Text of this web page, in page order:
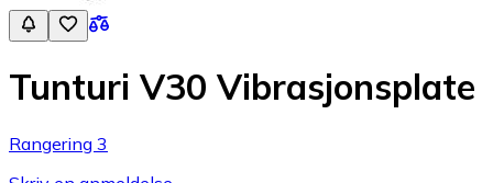
Tunturi V30 Vibrasjonsplate
Rangering 3